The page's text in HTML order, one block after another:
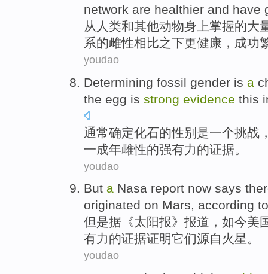
network are healthier and have
从 人类和其他动物身上掌握的大
系的雌性相比之下更健康 ，成功
youdao
Determining fossil gender is a
the egg is strong evidence this
通常确定化石的性别 是一个挑战
一成年雌性的强有力的证据。
youdao
But a Nasa report now says
originated on Mars, according to
但是据 《太阳报》 报道 ， 如今美
有力的证据证明它们源自 火星。
youdao